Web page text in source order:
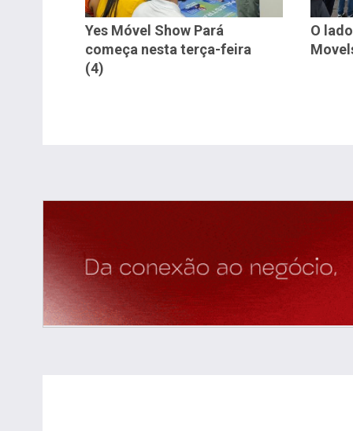
Yes Móvel Show Pará
começa nesta terça-feira
(4)
O